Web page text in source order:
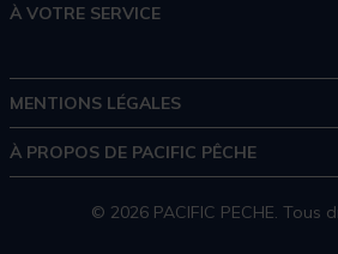
À VOTRE SERVICE
MENTIONS LÉGALES
À PROPOS DE PACIFIC PÊCHE
© 2026 PACIFIC PECHE. Tous